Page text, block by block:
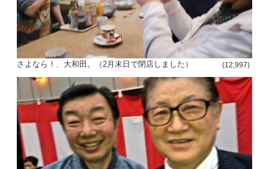
さよなら！、大和田。（2月末日で閉店しました） (12,997)